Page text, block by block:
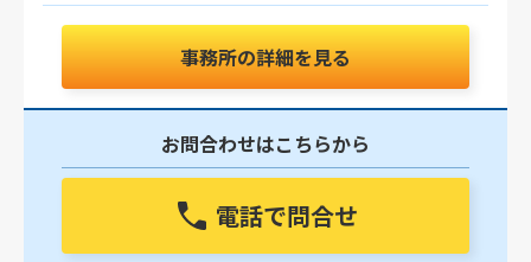
事務所の詳細を見る
お問合わせはこちらから
電話で問合せ